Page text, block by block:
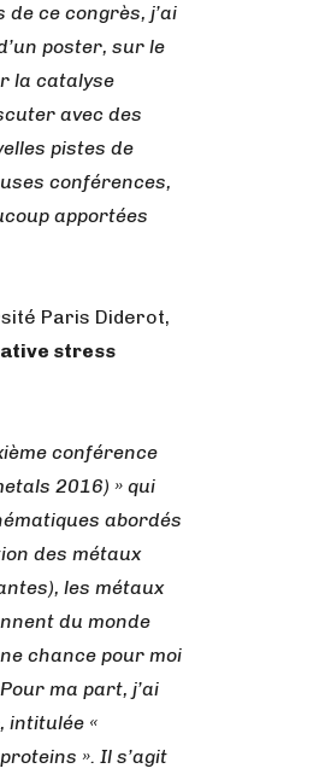
ce congrès, j’ai
poster, sur le
la catalyse
avec des
pistes de
conférences,
apportées
Paris Diderot,
stress
conférence
2016) » qui
abordés
des métaux
les métaux
du monde
chance pour moi
ma part, j’ai
intitulée «
». Il s’agit